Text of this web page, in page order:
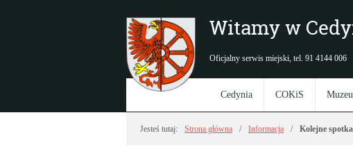
Witamy w
Oficjalny serwis miejski, tel. 91 4144 006
Cedynia COKiS
Jesteś tutaj: Strona główna Informacja Kolejne